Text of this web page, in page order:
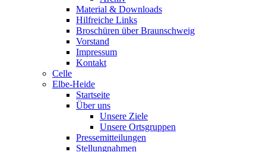
Material & Downloads
Hilfreiche Links
Broschüren über Braunschweig
Vorstand
Impressum
Kontakt
Celle
Elbe-Heide
Startseite
Über uns
Unsere Ziele
Unsere Ortsgruppen
Pressemitteilungen
Stellungnahmen